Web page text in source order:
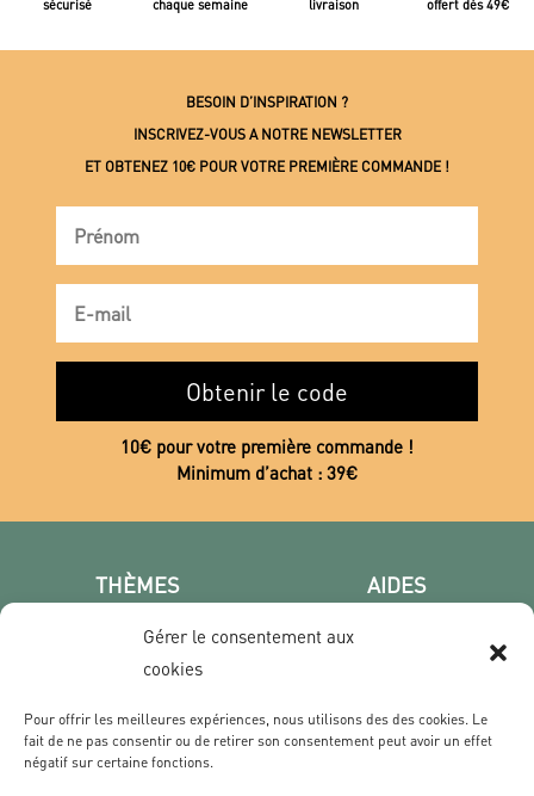
Gérer le consentement aux
cookies
Pour offrir les meilleures expériences, nous utilisons des des cookies. Le
fait de ne pas consentir ou de retirer son consentement peut avoir un effet
négatif sur certaine fonctions.
sécurisé
chaque semaine
livraison
offert dès 49€
BESOIN D’INSPIRATION ?
INSCRIVEZ-VOUS A NOTRE NEWSLETTER
ET OBTENEZ 10€ POUR VOTRE PREMIÈRE COMMANDE !
Obtenir le code
10€ pour votre première commande !
Minimum d’achat : 39€
THÈMES
Poster photo
Les villes
Film & Série
AIDES